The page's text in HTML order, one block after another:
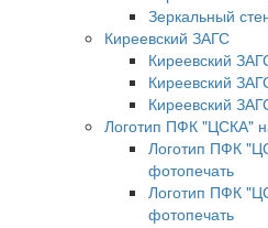
Зеркальный
Киреевский ЗАГС
Киреевский
Киреевский
Киреевский
Логотип ПФК "ЦСКА"
Логотип ПФК
фотопечать
Логотип ПФК
фотопечать